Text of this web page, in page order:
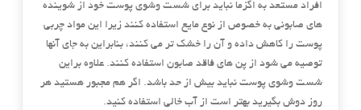
افراد مستعد به اگزما نباید برای شست وشوی پوست خود از شوینده
های صابونی به خصوص از نوع مایع استفاده کنند زیرا این مواد چربی
پوست را کاهش داده و آن را خشک تر می کنند، بنابراین به جای آنها
توصیه می شود از پن های فاقد صابون استفاده کنند. علاوه براین
شست وشوی پوست نباید بیش از حد باشد. اگر هم مجبور هستید هر
روز دوش بگیرید بهتر است از آب خالی استفاده کنید.